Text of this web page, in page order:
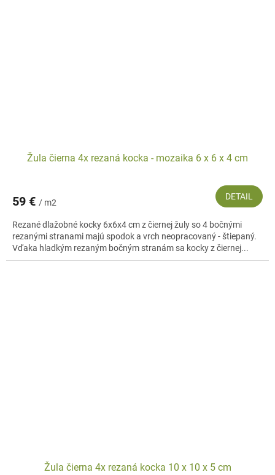
Žula čierna 4x rezaná kocka - mozaika 6 x 6 x 4 cm
59 € / m2
DETAIL
Rezané dlažobné kocky 6x6x4 cm z čiernej žuly so 4 bočnými
rezanými stranami majú spodok a vrch neopracovaný - štiepaný.
Vďaka hladkým rezaným bočným stranám sa kocky z čiernej...
Žula čierna 4x rezaná kocka 10 x 10 x 5 cm